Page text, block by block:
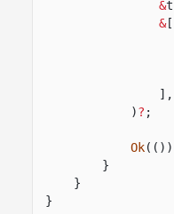
&
&[
],
)? ;
Ok(())
}
}
}